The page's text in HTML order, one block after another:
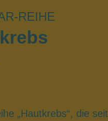
REIHE
„Hautkrebs“, die seit